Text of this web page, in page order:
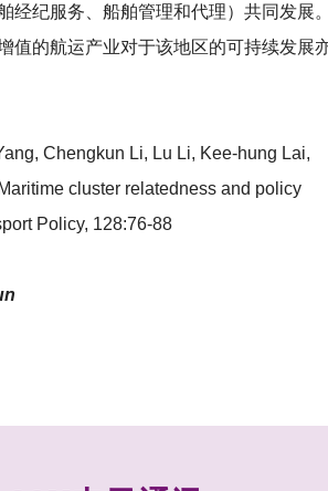
经纪服务、船舶管理和代理）共同发展
值的航运产业对于该地区的可持续发展
Chengkun Li, Lu Li, Kee-hung Lai,
cluster relatedness and policy
Policy, 128:76-88